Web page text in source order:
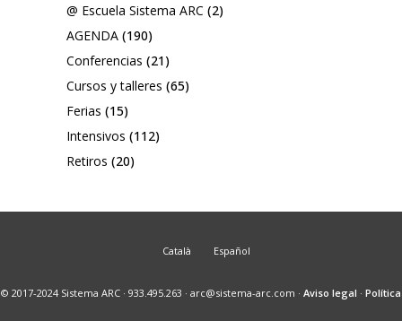
@ Escuela Sistema ARC (2)
AGENDA (190)
Conferencias (21)
Cursos y talleres (65)
Ferias (15)
Intensivos (112)
Retiros (20)
Català Español
© 2017-2024 Sistema ARC · 933.495.263 · arc@sistema-arc.com · Aviso legal · Política